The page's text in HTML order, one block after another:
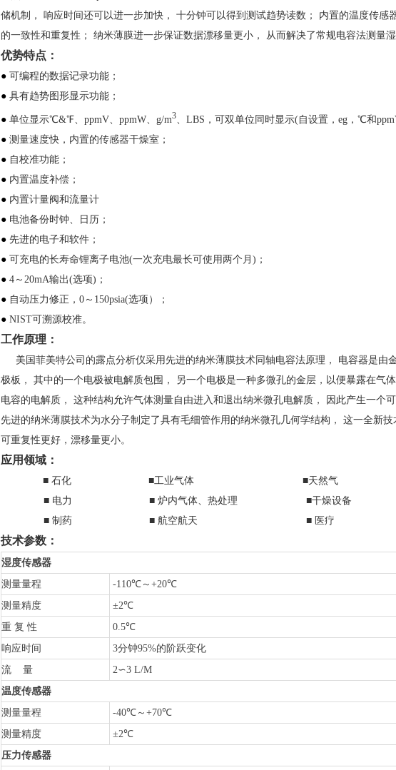
储机制， 响应时间还可以进一步加快， 十分钟可以得到测试趋势读数； 内置的温度传感
的一致性和重复性； 纳米薄膜进一步保证数据漂移量更小， 从而解决了常规电容法测量
优势特点：
● 可编程的数据记录功能；
● 具有趋势图形显示功能；
● 单位显示℃&℉、ppmV、ppmW、g/m3 、LBS，可双单位同时显示(自设置，eg，℃和
● 测量速度快，内置的传感器干燥室；
● 自校准功能；
● 内置温度补偿；
● 内置计量阀和流量计
● 电池备份时钟、日历；
● 先进的电子和软件；
● 可充电的长寿命锂离子电池(一次充电最长可使用两个月)；
● 4～20mA输出(选项)；
● 自动压力修正，0～150psia(选项）；
● NIST可溯源校准。
工作原理：
美国菲美特公司的露点分析仪采用先进的纳米薄膜技术同轴电容法原理， 电容器是由
极板， 其中的一个电极被电解质包围， 另一个电极是一种多微孔的金层，以便暴露在气
电容的电解质， 这种结构允许气体测量自由进入和退出纳米微孔电解质， 因此产生一个
先进的纳米薄膜技术为水分子制定了具有毛细管作用的纳米微孔几何学结构， 这一全新
可重复性更好，漂移量更小。
应用领域：
■ 石化 ■工业气体 ■天然气
■ 电力 ■ 炉内气体、热处理 ■干燥设备
■ 制药 ■ 航空航天 ■ 医疗
技术参数：
湿度传感器
测量量程
-110℃～+20℃
测量精度
±2℃
重 复 性
0.5℃
响应时间
3分钟95%的阶跃变化
流 量
2∽3 L/M
温度传感器
测量量程
-40℃～+70℃
测量精度
±2℃
压力传感器